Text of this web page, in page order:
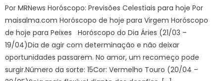
Por MRNews Horóscopo: Previsões Celestiais para hoje Por
maisalma.com Horóscopo de hoje para Virgem Horóscopo
de hoje para Peixes Horóscopo do Dia Áries (21/03 –
19/04)Dia de agir com determinação e não deixar
oportunidades passarem. No amor, um recomeço pode
surgir.Número da sorte: 15Cor: Vermelho Touro (20/04 –